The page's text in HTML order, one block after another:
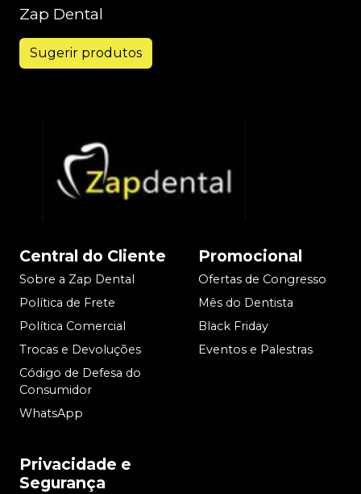
Zap Dental
Sugerir produtos
Central do Cliente
Sobre a Zap Dental
Política de Frete
Política Comercial
Trocas e Devoluções
Código de Defesa do
Consumidor
WhatsApp
Promocional
Ofertas de Congresso
Mês do Dentista
Black Friday
Eventos e Palestras
Privacidade e
Segurança